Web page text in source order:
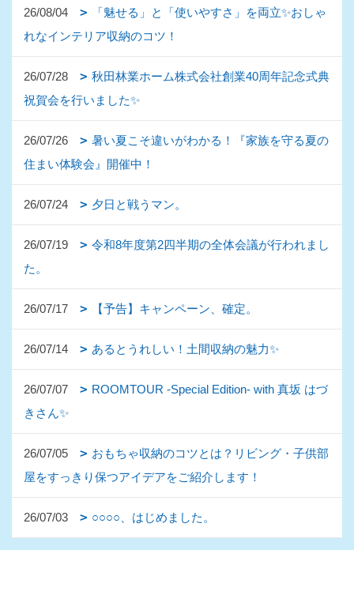
26/08/04
「魅せる」と「使いやすさ」を両立✨おしゃ
れなインテリア収納のコツ！
26/07/28
秋田林業ホーム株式会社創業40周年記念式典
祝賀会を行いました✨
26/07/26
暑い夏こそ違いがわかる！『家族を守る夏の
住まい体験会』開催中！
26/07/24 夕日と戦うマン。
26/07/19
令和8年度第2四半期の全体会議が行われまし
た。
26/07/17 【予告】キャンペーン、確定。
26/07/14 あるとうれしい！土間収納の魅力✨
26/07/07
ROOMTOUR -Special Edition- with 真坂 はづ
きさん✨
26/07/05
おもちゃ収納のコツとは？リビング・子供部
屋をすっきり保つアイデアをご紹介します！
26/07/03 ○○○○、はじめました。